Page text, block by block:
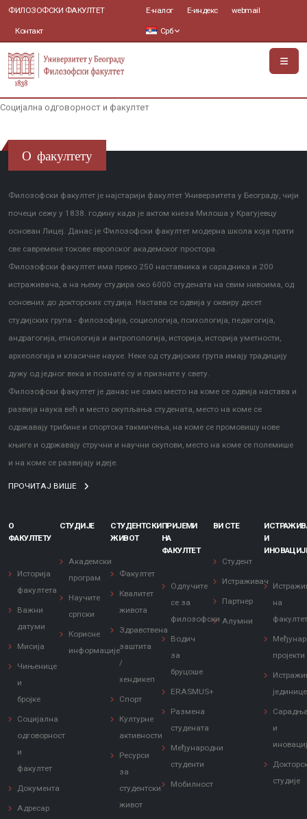
ФИЛОЗОФСКИ ФАКУЛТЕТ
Контакт
Е-налог Е-индекс webmail
Срб
Социјална одговорност и факултет
О факултету
Филозофски факултет је најстарији факултет Универзитета у Београду, чији
почеци сежу у 1838. годину када је актом кнеза Милоша у Крагујевцу
основан Лицеј. Данас је Филозофски факултет модерна школа која прати
све савремене токове европског академског простора.
Филозофски факултет има преко 250 наставника и сарадника и 200
истраживача, а на њему студира око 6000 студената на свим нивоима, од
основних до докторских студија. Настава се одвија у оквиру десет
студијских група - филозофија, социологија, психологија, педагогија,
андрагогија, етнологија и антропологија, историја, историја уметности,
археологија и класичне науке. Неке од студијских група имају традицију
дужу од једног века и познате су и признате у свету.
Филозофски факултет је данас не само место на коме се одвија настава и
развија наука већ и место окупљања студената, место на коме се
одржавају трибине и спортска такмичења, на коме се промовишу нове
књиге и одржавају стручни и научни скупови, место на коме се полемише
и на коме се развијају идеје.
ПРОЧИТАЈ ВИШЕ
О
ФАКУЛТЕТУ
Историја
факултета
Важни
датуми
Мисија
Чињенице
и
бројке
Социјална
одговорност
и
факултет
Документа
Адресар
СТУДИЈЕ
Академски
програм
Научите
српски
Корисне
информације
СТУДЕНТСКИ
ЖИВОТ
Факултет
Квалитет
живота
Здравствена
заштита
/
хендикеп
Спорт
Културне
активности
Ресурси
за
студентски
живот
ПРИЈЕМИ
НА
ФАКУЛТЕТ
Одлучите
се за
филозофски
Водич
за
бруцоше
ERASMUS+
Размена
студената
Међународни
студенти
Мобилност
ВИ СТЕ
Студент
Истраживач
Партнер
Алумни
И
на
пројекти
јединице
и
студије